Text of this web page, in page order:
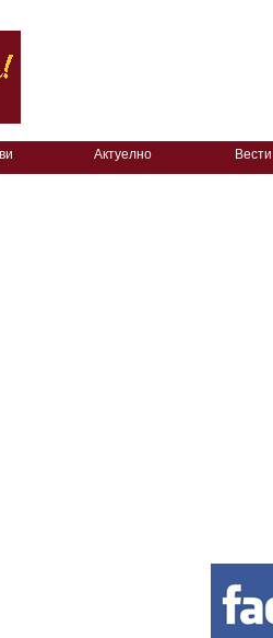
Актуелно Вести